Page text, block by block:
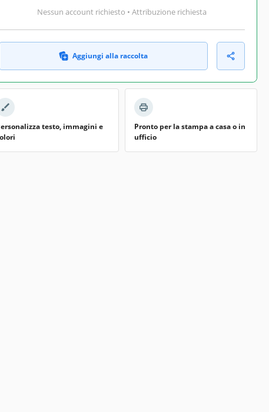
Nessun account richiesto • Attribuzione richiesta
Aggiungi alla raccolta
testo, immagini e
Pronto per la stampa a casa o in
ufficio